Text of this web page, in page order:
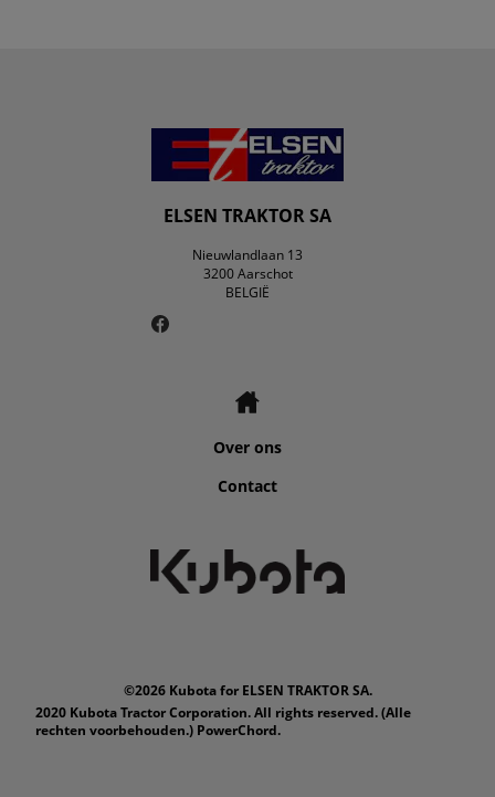
ELSEN TRAKTOR SA
Nieuwlandlaan 13
3200 Aarschot
BELGIË
Over ons
Contact
©2026 Kubota for ELSEN TRAKTOR SA.
2020 Kubota Tractor Corporation. All rights reserved. (Alle
rechten voorbehouden.) PowerChord.